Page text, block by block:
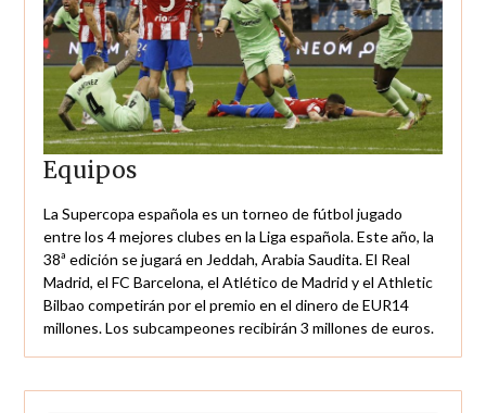
Equipos
La Supercopa española es un torneo de fútbol jugado
entre los 4 mejores clubes en la Liga española. Este año, la
38ª edición se jugará en Jeddah, Arabia Saudita. El Real
Madrid, el FC Barcelona, el Atlético de Madrid y el Athletic
Bilbao competirán por el premio en el dinero de EUR14
millones. Los subcampeones recibirán 3 millones de euros.